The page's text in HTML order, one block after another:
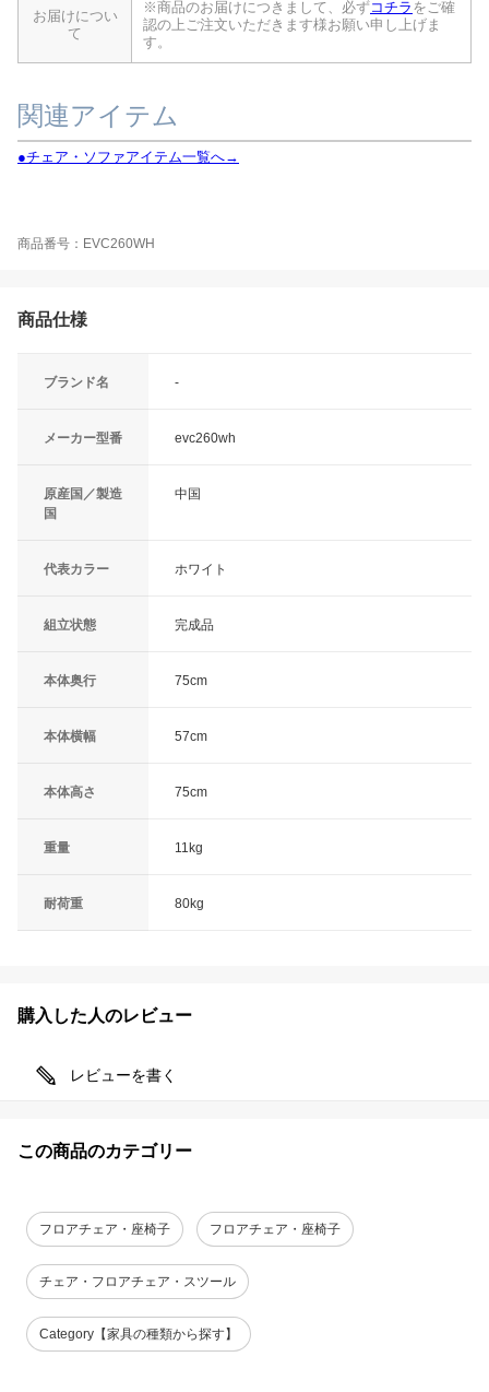
お届けについ
て
※商品のお届けにつきまして、必ずコチラ をご確
認の上ご注文いただきます様お願い申し上げま
す。
関連アイテム
●チェア・ソファアイテム一覧へ→
商品番号：EVC260WH
商品仕様
ブランド名 -
メーカー型番 evc260wh
原産国／製造
国
中国
代表カラー ホワイト
組立状態 完成品
本体奥行 75cm
本体横幅 57cm
本体高さ 75cm
重量 11kg
耐荷重 80kg
購入した人のレビュー
レビューを書く
この商品のカテゴリー
フロアチェア・座椅子 フロアチェア・座椅子
チェア・フロアチェア・スツール
Category【家具の種類から探す】